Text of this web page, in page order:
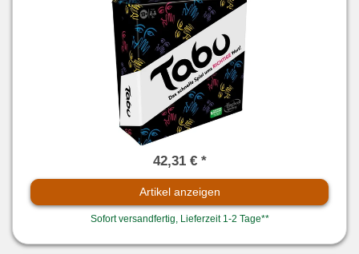
42,31 € *
Artikel anzeigen
Sofort versandfertig, Lieferzeit 1-2 Tage**